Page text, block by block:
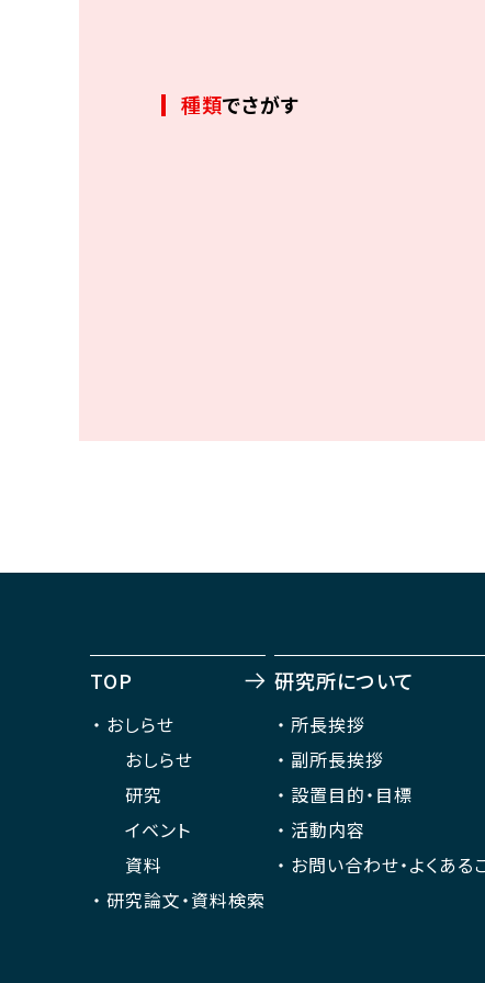
種類でさがす
TOP
おしらせ
おしらせ
研究
イベント
資料
研究論文・資料検索
研究所について
所長挨拶
副所長挨拶
設置目的・目標
活動内容
お問い合わせ・よくある